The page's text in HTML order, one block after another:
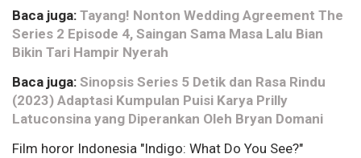
Baca juga: Tayang! Nonton Wedding Agreement The
Series 2 Episode 4, Saingan Sama Masa Lalu Bian
Bikin Tari Hampir Nyerah
Baca juga: Sinopsis Series 5 Detik dan Rasa Rindu
(2023) Adaptasi Kumpulan Puisi Karya Prilly
Latuconsina yang Diperankan Oleh Bryan Domani
Film horor Indonesia "Indigo: What Do You See?"